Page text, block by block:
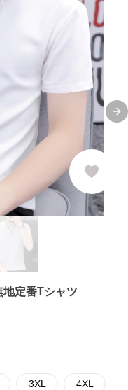
定番Tシャツ
3XL 4XL